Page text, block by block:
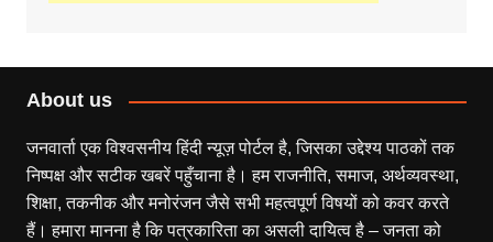
About us
जनवार्ता एक विश्वसनीय हिंदी न्यूज़ पोर्टल है, जिसका उद्देश्य पाठकों तक
निष्पक्ष और सटीक खबरें पहुँचाना है। हम राजनीति, समाज, अर्थव्यवस्था,
शिक्षा, तकनीक और मनोरंजन जैसे सभी महत्वपूर्ण विषयों को कवर करते
हैं। हमारा मानना है कि पत्रकारिता का असली दायित्व है – जनता को